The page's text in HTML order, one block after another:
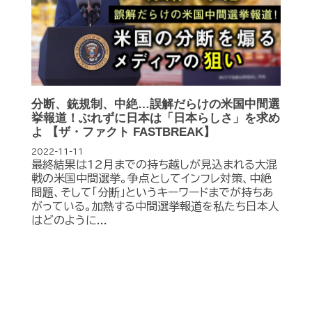
分断、銃規制、中絶…誤解だらけの米国中間選
挙報道！ぶれずに日本は「日本らしさ」を求め
よ 【ザ・ファクト FASTBREAK】
2022-11-11
最終結果は12月までの持ち越しが見込まれる大混
戦の米国中間選挙。争点としてインフレ対策、中絶
問題、そして「分断」というキーワードまでが持ちあ
がっている。加熱する中間選挙報道を私たち日本人
はどのように...